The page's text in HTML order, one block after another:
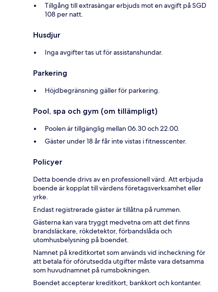
Tillgång till extrasängar erbjuds mot en avgift på SGD
108 per natt.
Husdjur
Inga avgifter tas ut för assistanshundar.
Parkering
Höjdbegränsning gäller för parkering.
Pool, spa och gym (om tillämpligt)
Poolen är tillgänglig mellan 06.30 och 22.00.
Gäster under 18 år får inte vistas i fitnesscenter.
Policyer
Detta boende drivs av en professionell värd. Att erbjuda
boende är kopplat till värdens företagsverksamhet eller
yrke.
Endast registrerade gäster är tillåtna på rummen.
Gästerna kan vara tryggt medvetna om att det finns
brandsläckare, rökdetektor, förbandslåda och
utomhusbelysning på boendet.
Namnet på kreditkortet som används vid incheckning för
att betala för oförutsedda utgifter måste vara detsamma
som huvudnamnet på rumsbokningen.
Boendet accepterar kreditkort, bankkort och kontanter.